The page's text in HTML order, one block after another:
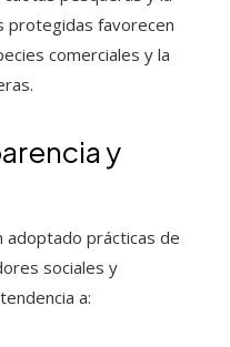
protegidas favorecen
comerciales y la
y
adoptado prácticas de
sociales y
a: